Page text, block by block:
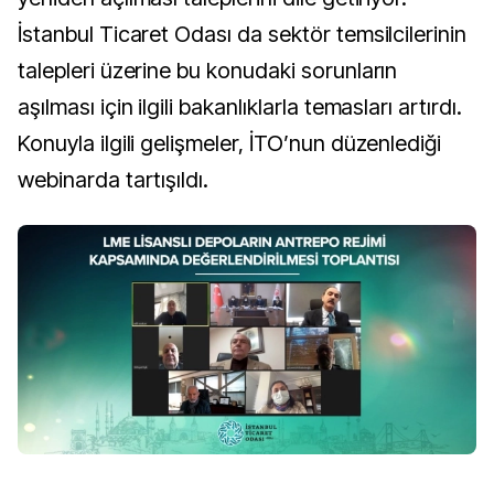
İstanbul Ticaret Odası da sektör temsilcilerinin
talepleri üzerine bu konudaki sorunların
aşılması için ilgili bakanlıklarla temasları artırdı.
Konuyla ilgili gelişmeler, İTO’nun düzenlediği
webinarda tartışıldı.